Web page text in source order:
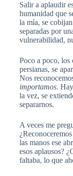
Salir a aplaudir
humanidad que
la mía, se
separadas por
vulnerabilidad,
Poco a poco, los
persianas, se
Nos
importamos.
la vez, se
separarnos.
A veces me
las manos ese
esos aplausos?
faltaba, lo que